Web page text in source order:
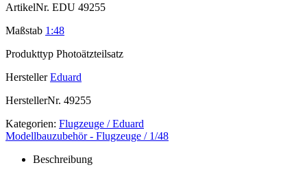
ArtikelNr. EDU 49255
Maßstab 1:48
Produkttyp Photoätzteilsatz
Hersteller Eduard
HerstellerNr. 49255
Kategorien: Flugzeuge / Eduard
Modellbauzubehör - Flugzeuge / 1/48
Beschreibung